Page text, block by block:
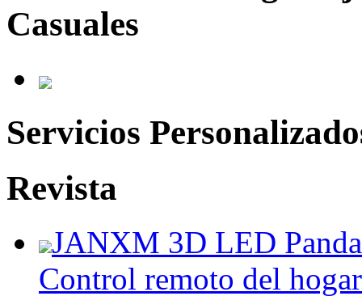
Casuales
Servicios
Revista
JANXM 3D LED
Control remoto del